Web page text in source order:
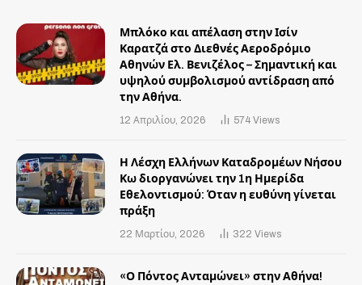
Μπλόκο και απέλαση στην Ισίν
Καρατζά στο Διεθνές Αεροδρόμιο
Αθηνών Ελ. Βενιζέλος – Σημαντική και
υψηλού συμβολισμού αντίδραση από
την Αθήνα.
12 Απριλίου, 2026 574 Views
Η Λέσχη Ελλήνων Καταδρομέων Νήσου
Κω διοργανώνει την 1η Ημερίδα
Εθελοντισμού: Όταν η ευθύνη γίνεται
πράξη
22 Μαρτίου, 2026 322 Views
«Ο Πόντος Ανταμώνει» στην Αθήνα!